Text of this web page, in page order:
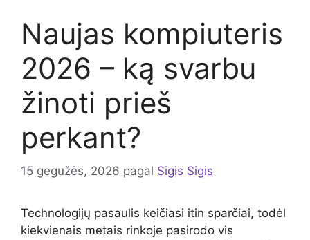
Naujas kompiuteris
2026 – ką svarbu
žinoti prieš
perkant?
15 gegužės, 2026 pagal Sigis Sigis
Technologijų pasaulis keičiasi itin sparčiai, todėl
kiekvienais metais rinkoje pasirodo vis